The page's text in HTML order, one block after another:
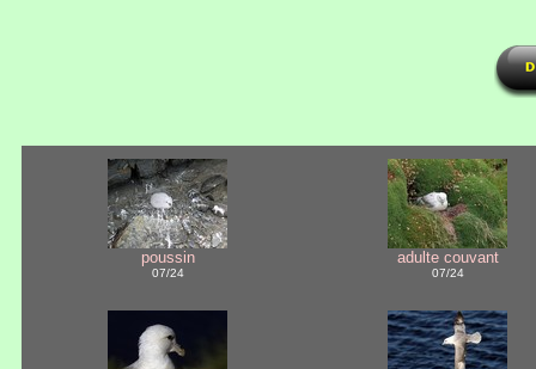
poussin
07/24
adulte couvant
07/24